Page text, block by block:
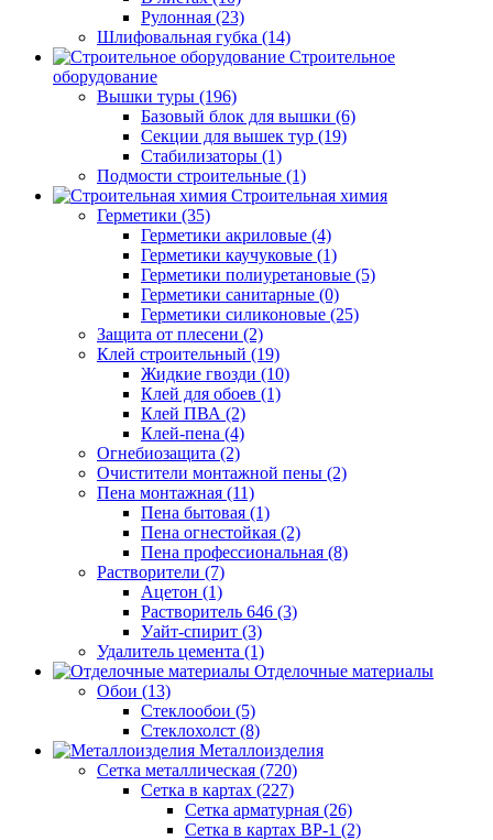
Рулонная (23)
Шлифовальная губка (14)
Строительное
оборудование
Вышки туры (196)
Базовый блок для вышки (6)
Секции для вышек тур (19)
Стабилизаторы (1)
Подмости строительные (1)
Строительная химия
Герметики (35)
Герметики акриловые (4)
Герметики каучуковые (1)
Герметики полиуретановые (5)
Герметики санитарные (0)
Герметики силиконовые (25)
Защита от плесени (2)
Клей строительный (19)
Жидкие гвозди (10)
Клей для обоев (1)
Клей ПВА (2)
Клей-пена (4)
Огнебиозащита (2)
Очистители монтажной пены (2)
Пена монтажная (11)
Пена бытовая (1)
Пена огнестойкая (2)
Пена профессиональная (8)
Растворители (7)
Ацетон (1)
Растворитель 646 (3)
Уайт-спирит (3)
Удалитель цемента (1)
Отделочные материалы
Обои (13)
Стеклообои (5)
Стеклохолст (8)
Металлоизделия
Сетка металлическая (720)
Сетка в картах (227)
Сетка арматурная (26)
Сетка в картах ВР-1 (2)